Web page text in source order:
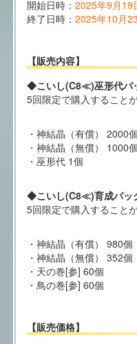
開始日時： 2025年9月19
終了日時： 2025年10月
【販売内容】
◆こいし(C8≪)巫形代パ
5回限定で購入すること
・神結晶（有償） 2000個
・神結晶（無償） 1000個
・巫形代 1個
◆こいし(C8≪)育成パッ
5回限定で購入すること
・神結晶（有償） 980個
・神結晶（無償） 352個
・天の巻[参] 60個
・鳥の巻[参] 60個
【販売価格】